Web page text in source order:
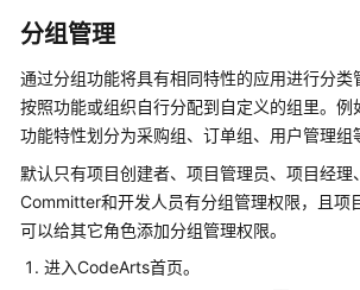
CodeArts
应
用
的
消
息
通
分组管理
通过分组功能将具有相同特性的应用进行分类
按照功能或组织自行分配到自定义的组里。例
功能特性划分为采购组、订单组、用户管理组
默认只有项目创建者、项目管理员、项目经理
Committer和开发人员有分组管理权限，且项
可以给其它角色添加分组管理权限。
进入CodeArts首页。